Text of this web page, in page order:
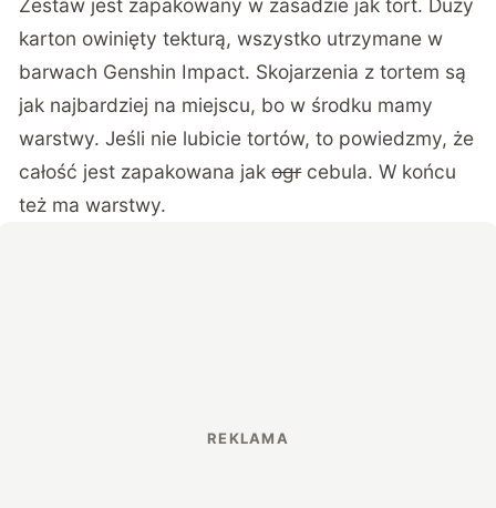
Zestaw jest zapakowany w zasadzie jak tort. Duży
karton owinięty tekturą, wszystko utrzymane w
barwach Genshin Impact. Skojarzenia z tortem są
jak najbardziej na miejscu, bo w środku mamy
warstwy. Jeśli nie lubicie tortów, to powiedzmy, że
całość jest zapakowana jakogrcebula. W końcu
też ma warstwy.